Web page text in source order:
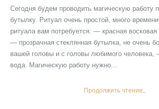
Сегодня будем проводить магическую работу
бутылку. Ритуал очень простой, много
ритуала вам потребуется: — красная
— прозрачная стеклянная бутылка, не очень
вашей головы и с головы любимого человека,
вода. Магическую работу нужно...
Продолжить чтение...